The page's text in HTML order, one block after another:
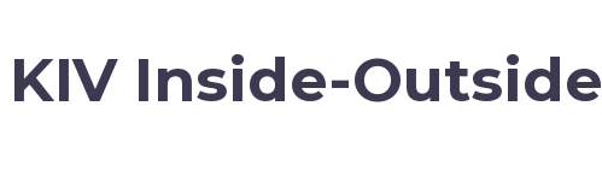
Inside-Outside